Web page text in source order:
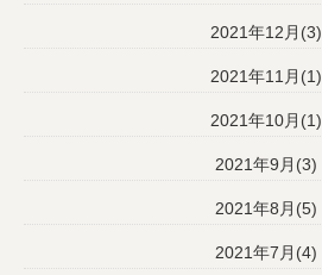
2021年12月(3)
2021年11月(1)
2021年10月(1)
2021年9月(3)
2021年8月(5)
2021年7月(4)